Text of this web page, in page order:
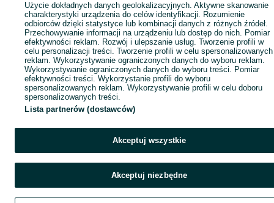
Użycie dokładnych danych geolokalizacyjnych. Aktywne skanowanie
charakterystyki urządzenia do celów identyfikacji. Rozumienie
odbiorców dzięki statystyce lub kombinacji danych z różnych źródeł.
Przechowywanie informacji na urządzeniu lub dostęp do nich. Pomiar
efektywności reklam. Rozwój i ulepszanie usług. Tworzenie profili w
celu personalizacji treści. Tworzenie profili w celu spersonalizowanych
reklam. Wykorzystywanie ograniczonych danych do wyboru reklam.
Wykorzystywanie ograniczonych danych do wyboru treści. Pomiar
efektywności treści. Wykorzystanie profili do wyboru
spersonalizowanych reklam. Wykorzystywanie profili w celu doboru
spersonalizowanych treści.
Lista partnerów (dostawców)
Akceptuj wszystkie
Akceptuj niezbędne